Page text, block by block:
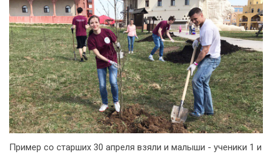
Пример со старших 30 апреля взяли и малыши - ученики 1 и